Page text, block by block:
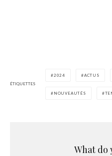
ÉTIQUETTES
2024 ACTUS
NOUVEAUTÉS
What do